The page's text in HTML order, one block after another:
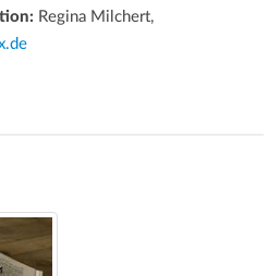
Regina Milchert,